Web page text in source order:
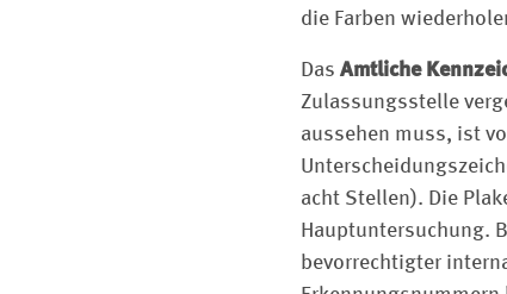
die Farben
Das Amtliche
Zulassungsstelle
aussehen muss, ist
acht Stellen). Die
Hauptuntersuchung.
bevorrechtigter